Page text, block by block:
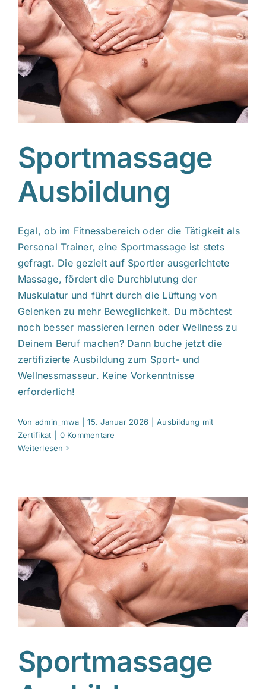
Sportmassage
Ausbildung
Egal, ob im Fitnessbereich oder die Tätigkeit als
Personal Trainer, eine Sportmassage ist stets
gefragt. Die gezielt auf Sportler ausgerichtete
Massage, fördert die Durchblutung der
Muskulatur und führt durch die Lüftung von
Gelenken zu mehr Beweglichkeit. Du möchtest
noch besser massieren lernen oder Wellness zu
Deinem Beruf machen? Dann buche jetzt die
zertifizierte Ausbildung zum Sport- und
Wellnessmasseur. Keine Vorkenntnisse
erforderlich!
Von admin_mwa 15. Januar 2026
Ausbildung mit
Zertifikat
0 Kommentare
Weiterlesen
Sportmassage